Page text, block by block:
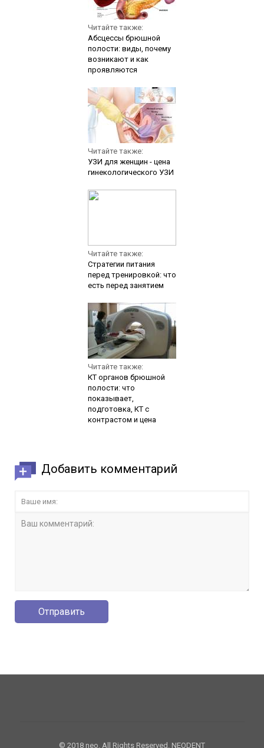
Читайте также:
Абсцессы брюшной
полости: виды, почему
возникают и как
проявляются
Читайте также:
УЗИ для женщин - цена
гинекологического УЗИ
Читайте также:
Стратегии питания
перед тренировкой: что
есть перед занятием
Читайте также:
КТ органов брюшной
полости: что
показывает,
подготовка, КТ с
контрастом и цена
Добавить комментарий
© 2018 neo. All Rights Reserved. NEODENT